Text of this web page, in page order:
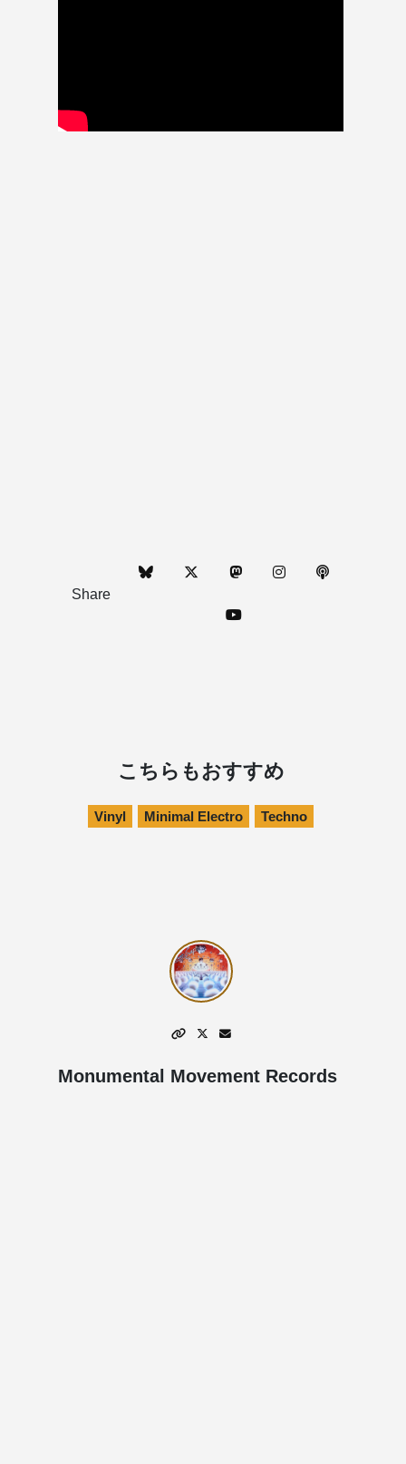
Share
こちらもおすすめ
Vinyl Minimal Electro Techno
Monumental Movement Records